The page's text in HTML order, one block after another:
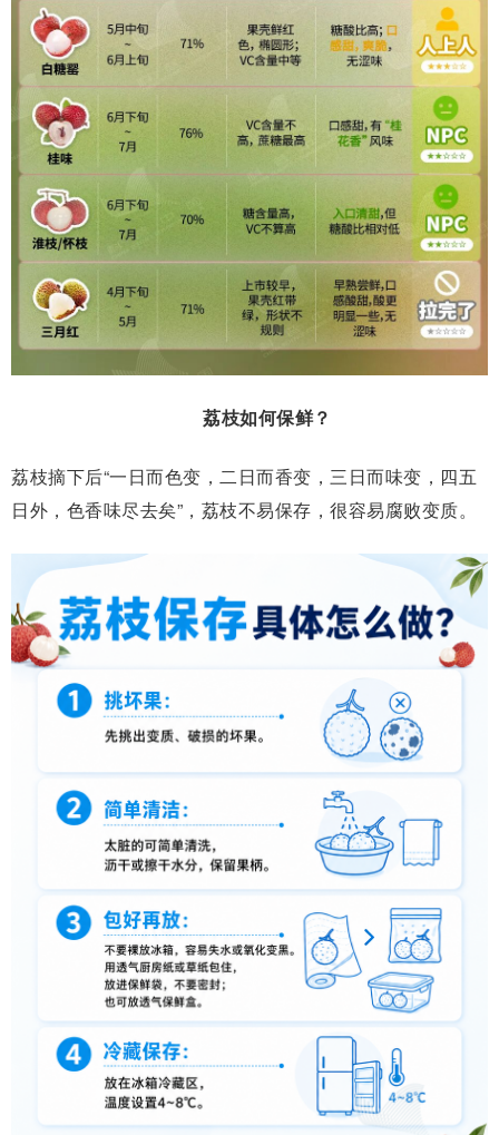
荔枝如何保鲜？
荔枝摘下后“一日而色变，二日而香变，三日而味变，四五
日外，色香味尽去矣”，荔枝不易保存，很容易腐败变质。